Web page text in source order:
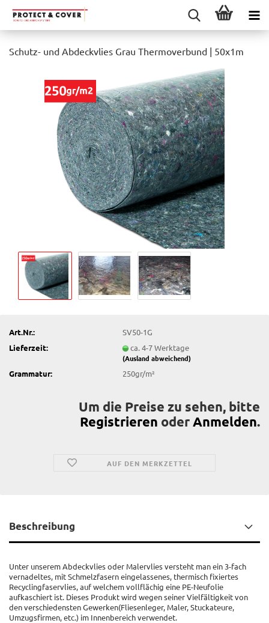
Schutz- und Abdeckvlies Grau Thermoverbund | 50x1m
Art.Nr.:
SV50-1G
Lieferzeit:
ca. 4-7 Werktage
(Ausland abweichend)
Grammatur: 250gr/m²
Um die Preise zu sehen, bitte
Registrieren oderAnmelden.
AUF DEN MERKZETTEL
Beschreibung
Unter unserem Abdeckvlies oder Malervlies versteht man ein 3-fach
vernadeltes, mit Schmelzfasern eingelassenes, thermisch fixiertes
Recyclingfaservlies, auf welchem vollflächig eine PE-Neufolie
aufkaschiert ist. Dieses Produkt wird wegen seiner Vielfältigkeit von
den verschiedensten Gewerken(Fliesenleger, Maler, Stuckateure,
Umzugsfirmen, etc.) im Innenbereich verwendet.